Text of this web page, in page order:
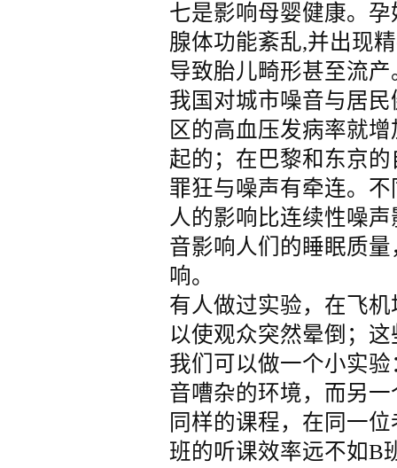
七是影响母婴健康。
腺体功能紊乱,并出现
导致胎儿畸形甚至流产
我国对城市噪音与居
区的高血压发病率就
起的；在巴黎和东京
罪狂与噪声有牵连。
人的影响比连续性噪
音影响人们的睡眠质
响。
有人做过实验，在飞
以使观众突然晕倒；
我们可以做一个小实
音嘈杂的环境，而另
同样的课程，在同一
班的听课效率远不如B